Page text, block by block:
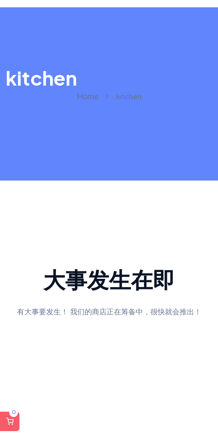
kitchen
Home kitchen
大事发生在即
有大事要发生！ 我们的商店正在筹备中，很快就会推出！
0